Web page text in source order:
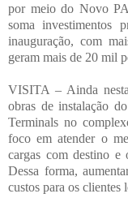
por meio do Novo
soma investimentos
inauguração, com
geram mais de 20 mil
VISITA – Ainda
obras de instalação
Terminals no
foco em atender o
cargas com destino e
Dessa forma,
custos para os clientes